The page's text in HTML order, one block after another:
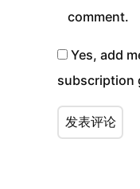
comment.
Yes, add
subscription